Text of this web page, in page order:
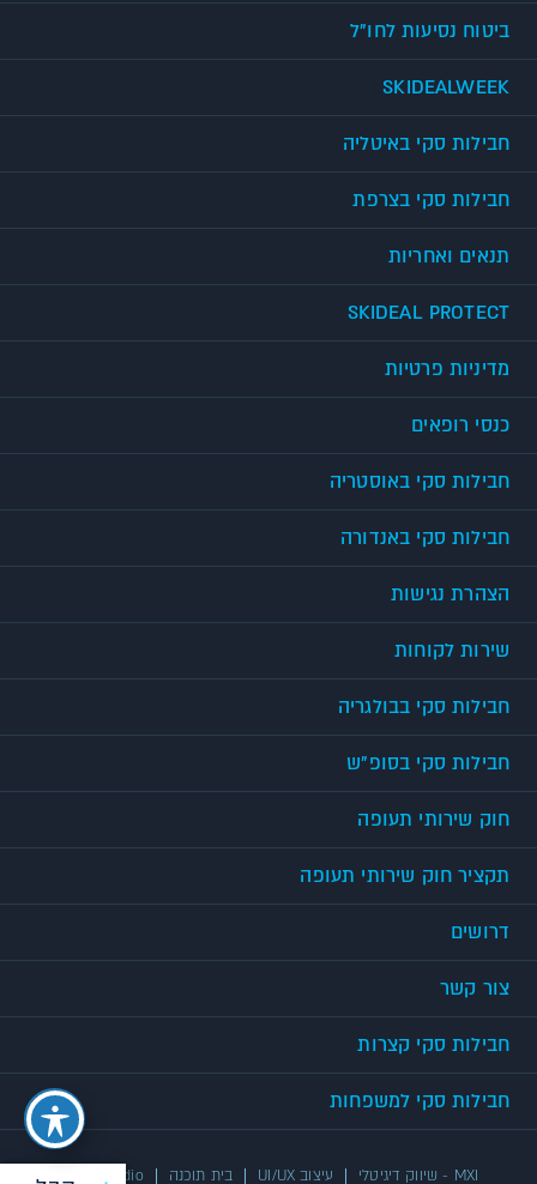
ביטוח נסיעות לחו"ל
SKIDEALWEEK
חבילות סקי באיטליה
חבילות סקי בצרפת
תנאים ואחריות
SKIDEAL PROTECT
מדיניות פרטיות
כנסי רופאים
חבילות סקי באוסטריה
חבילות סקי באנדורה
הצהרת נגישות
שירות לקוחות
חבילות סקי בבולגריה
חבילות סקי בסופ"ש
חוק שירותי תעופה
תקציר חוק שירותי תעופה
דרושים
צור קשר
חבילות סקי קצרות
חבילות סקי למשפחות
UX/UI Studio בית תוכנה עיצוב UI/UX MXI - שיווק דיגיטלי